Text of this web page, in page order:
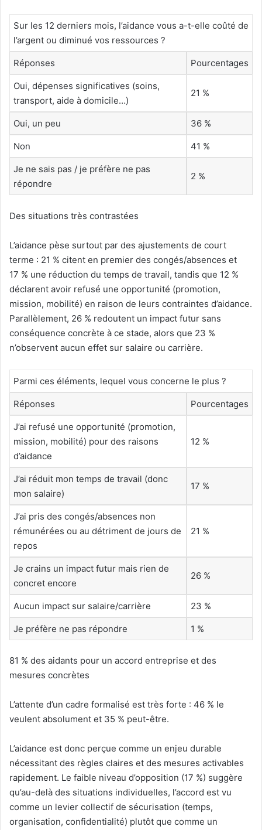
Sur les 12 derniers mois, l’aidance vous a-t-elle coûté de
l’argent ou diminué vos ressources ?
Réponses Pourcentages
Oui, dépenses significatives (soins,
transport, aide à domicile…)
21 %
Oui, un peu 36 %
Non 41 %
Je ne sais pas / je préfère ne pas
répondre
2 %
Des situations très contrastées
L’aidance pèse surtout par des ajustements de court
terme : 21 % citent en premier des congés/absences et
17 % une réduction du temps de travail, tandis que 12 %
déclarent avoir refusé une opportunité (promotion,
mission, mobilité) en raison de leurs contraintes d’aidance.
Parallèlement, 26 % redoutent un impact futur sans
conséquence concrète à ce stade, alors que 23 %
n’observent aucun effet sur salaire ou carrière.
Parmi ces éléments, lequel vous concerne le plus ?
Réponses Pourcentages
J’ai refusé une opportunité (promotion,
mission, mobilité) pour des raisons
d’aidance
12 %
J’ai réduit mon temps de travail (donc
mon salaire)
17 %
J’ai pris des congés/absences non
rémunérées ou au détriment de jours de
repos
21 %
Je crains un impact futur mais rien de
concret encore
26 %
Aucun impact sur salaire/carrière 23 %
Je préfère ne pas répondre 1 %
81 % des aidants pour un accord entreprise et des
mesures concrètes
L’attente d’un cadre formalisé est très forte : 46 % le
veulent absolument et 35 % peut-être.
L’aidance est donc perçue comme un enjeu durable
nécessitant des règles claires et des mesures activables
rapidement. Le faible niveau d’opposition (17 %) suggère
qu’au-delà des situations individuelles, l’accord est vu
comme un levier collectif de sécurisation (temps,
organisation, confidentialité) plutôt que comme un